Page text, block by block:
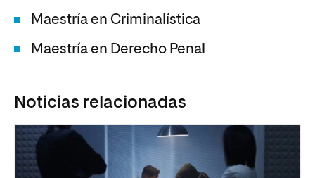
Maestría en Criminalística
Maestría en Derecho Penal
Noticias relacionadas